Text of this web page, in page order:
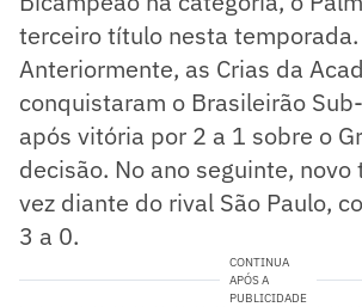
terceiro título nesta temporada.
Anteriormente, as Crias da
conquistaram o Brasileirão
após vitória por 2 a 1 sobre o
decisão. No ano seguinte,
vez diante do rival São Paulo,
3 a 0.
CONTINUA
APÓS A
PUBLICIDADE